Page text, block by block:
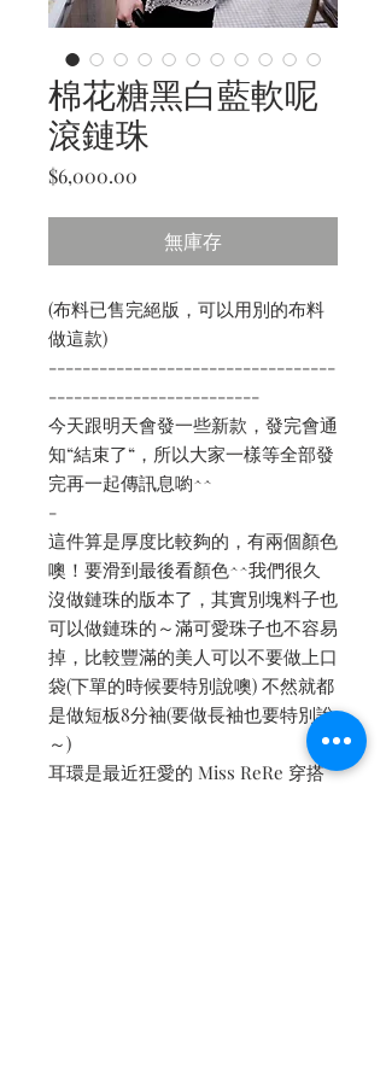
棉花糖黑白藍軟呢
滾鏈珠
$6,000.00
無庫存
(布料已售完絕版，可以用別的布料
做這款)
----------------------------------
-------------------------
今天跟明天會發一些新款，發完會通
知“結束了“，所以大家一樣等全部發
完再一起傳訊息喲^^
-
這件算是厚度比較夠的，有兩個顏色
噢！要滑到最後看顏色^^我們很久
沒做鏈珠的版本了，其實別塊料子也
可以做鏈珠的～滿可愛珠子也不容易
掉，比較豐滿的美人可以不要做上口
袋(下單的時候要特別說噢) 不然就都
是做短板8分袖(要做長袖也要特別說
～)
耳環是最近狂愛的 Miss ReRe 穿搭